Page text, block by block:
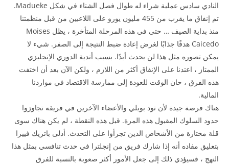
النادي سادس عملية شراء له طوال فصل الشتاء في شكل Madueke.
تم إنفاق ما يقرب من 455 مليون يورو على اللاعبين من قبل منظمتنا
منذ بداية الصيف … حتى في هذه المرحلة المتأخرة ، يظل Moises
Caicedo هدفًا جذابًا لغرض إعادة ضبط النتيجة إلى الصفر. شيء لا
يمكن تصوره مثل هذا لن يحدث أبدًا. بسبب أندية الدوري الإنجليزي
الممتاز ، اعتدنا على الإنفاق أكثر من اللازم ، ولكن الآن بعد أن اختفت
هذه الفرق ، حان الوقت للعودة إلى ممارسة الاقتصاد في مواردنا
المالية.
هناك فرصة جيدة لأن تود بويلي والأعضاء الآخرين في فريقه تجاوزوا
حدود السلوك المقبول هذه المرة. قبل هذه النقطة ، لم يكن هناك سوى
قلة مختارة من الأشخاص الذين تجرأوا على التحدث. أدلى باتريك فييرا
بتعليق مفاده أنه إذا شارك فريق من إنجلترا في حدث تنافسي بمثل هذا
النهج ، فسيؤدي ذلك إلى جعل الأمور أكثر صعوبة بالنسبة للفرق